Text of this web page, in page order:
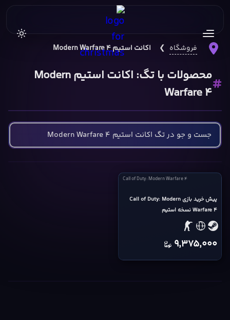
فروشگاه ❯ اکانت استیم Modern Warfare 4
محصولات با تگ: اکانت استیم Modern
Warfare 4
Call
Duty:
Modern
Warfare
cover
Call of Duty: Modern Warfare 4
پیش خرید بازی Call of Duty: Modern
Warfare 4 نسخه استیم
9,375,000